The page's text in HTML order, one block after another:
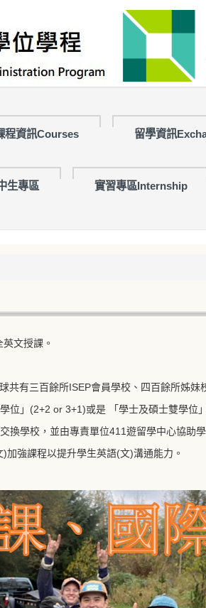
程資訊Courses 留學資訊
生專區 實習專區Internship
文授課。
有三百餘所ISEP會員學校、四百餘所姊
位」(2+2 or 3+1)或是 「學士及碩士雙學位
學校，並由專責單位411遊留學中心協助
強課程以提升學生英語(文)溝通能力。